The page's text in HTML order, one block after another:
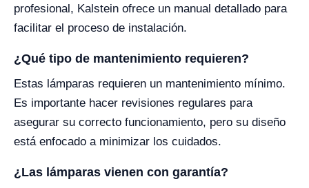
profesional, Kalstein ofrece un manual detallado para
facilitar el proceso de instalación.
¿Qué tipo de mantenimiento requieren?
Estas lámparas requieren un mantenimiento mínimo.
Es importante hacer revisiones regulares para
asegurar su correcto funcionamiento, pero su diseño
está enfocado a minimizar los cuidados.
¿Las lámparas vienen con garantía?